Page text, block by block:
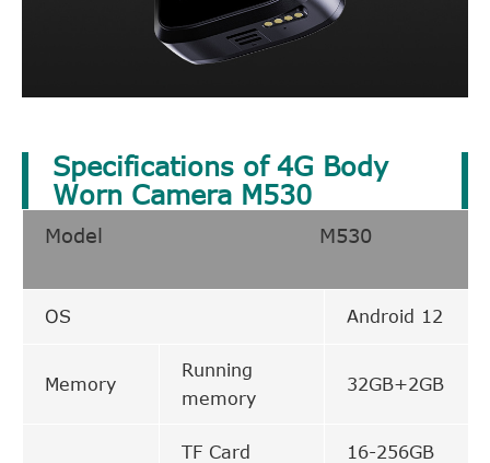
Specifications of 4G Body
Worn Camera M530
Model
OS Android 12
Memory
Running
memory
32GB+2GB
TF Card 16-256GB